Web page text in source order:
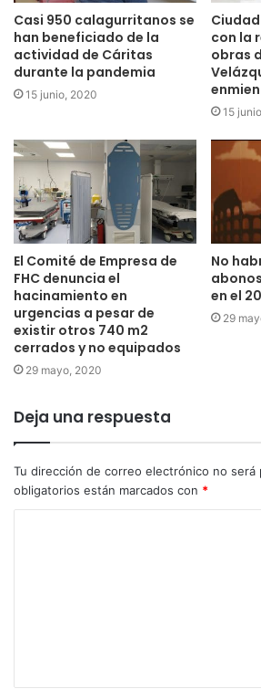
Casi 950 calagurritanos se
han beneficiado de la
actividad de Cáritas
durante la pandemia
15 junio, 2020
con la
obras
15
El Comité de Empresa de
FHC denuncia el
hacinamiento en
urgencias a pesar de
existir otros 740 m2
cerrados y no equipados
29 mayo, 2020
No
en el
29
Deja una respuesta
Tu dirección de correo electrónico no será
obligatorios están marcados con *